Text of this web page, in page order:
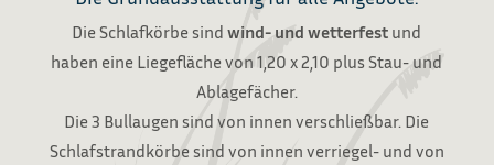
Die Schlafkörbe sindwind- und wetterfest und
haben eine Liegefläche von 1,20 x 2,10 plus Stau- und
Ablagefächer.
Die 3 Bullaugen sind von innen verschließbar. Die
Schlafstrandkörbe sind von innen verriegel- und von